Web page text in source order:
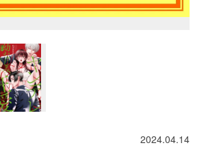
2024.04.14